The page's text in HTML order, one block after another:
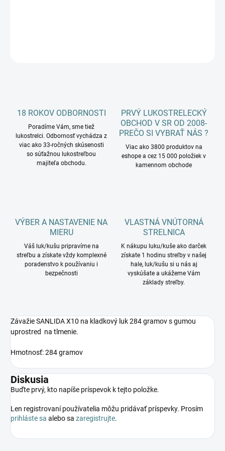
18 ROKOV ODBORNOSTI
Poradíme Vám, sme tiež
lukostrelci. Odbornosť vychádza z
viac ako 33-ročných skúsenosti
so súťažnou lukostreľbou
majiteľa obchodu.
PRVÝ LUKOSTRELECKÝ
OBCHOD V SR OD 2008-
PREČO SI VYBRAŤ NÁS ?
Viac ako 3800 produktov na
eshope a cez 15 000 položiek v
kamennom obchode
VÝBER A NASTAVENIE NA
MIERU
Váš luk/kušu pripravíme na
streľbu a získate vždy komplexné
poradenstvo k používaniu i
bezpečnosti
VLASTNÁ VNÚTORNÁ
STRELNICA
K nákupu luku/kuše ako darček
získate 1 hodinu streľby v našej
hale, luk/kušu si u nás aj
vyskúšate a ukážeme Vám
základy streľby.
Závažie SANLIDA X10 na kladkový luk 284 gramov s gumou
uprostred na tlmenie.
Hmotnosť: 284 gramov
Diskusia
Buďte prvý, kto napíše príspevok k tejto položke.
Len registrovaní používatelia môžu pridávať príspevky. Prosím
prihláste sa alebo sa zaregistrujte.